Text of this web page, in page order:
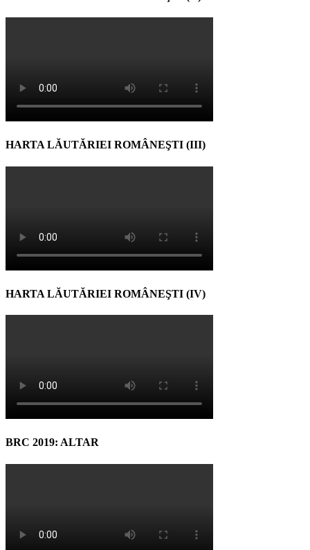
HARTA LĂUTĂRIEI ROMÂNEŞTI (III)
HARTA LĂUTĂRIEI ROMÂNEŞTI (IV)
BRC 2019: ALTAR